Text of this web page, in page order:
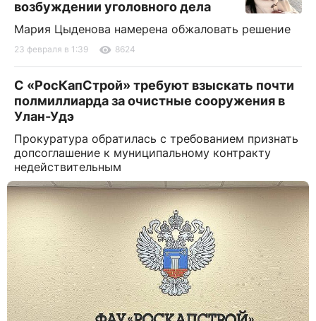
возбуждении уголовного дела
Мария Цыденова намерена обжаловать решение
23 февраля в 1:39 8624
С «РосКапСтрой» требуют взыскать почти
полмиллиарда за очистные сооружения в
Улан-Удэ
Прокуратура обратилась с требованием признать
допсоглашение к муниципальному контракту
недействительным